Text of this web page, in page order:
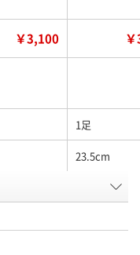
￥3,100
1足
23.5cm
ホワイト